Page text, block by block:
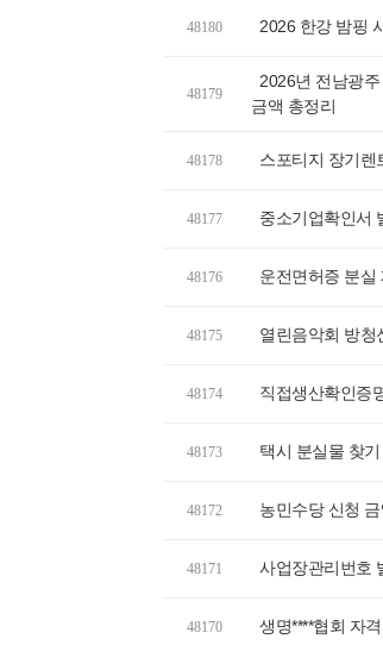
48180 2026 한강 밤핑
48179
2026년 전남광
금액 총정리
48178 스포티지 장기렌
48177 중소기업확인서
48176 운전면허증 분실
48175 열린음악회 방청
48174 직접생산확인증
48173 택시 분실물 찾
48172 농민수당 신청
48171 사업장관리번호
48170 생명****협회 자